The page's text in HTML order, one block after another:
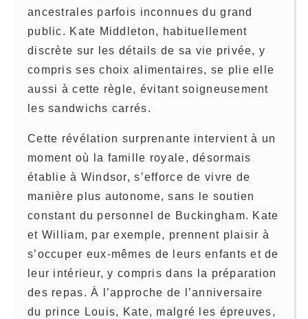
ancestrales parfois inconnues du grand
public. Kate Middleton, habituellement
discrète sur les détails de sa vie privée, y
compris ses choix alimentaires, se plie elle
aussi à cette règle, évitant soigneusement
les sandwichs carrés.
Cette révélation surprenante intervient à un
moment où la famille royale, désormais
établie à Windsor, s’efforce de vivre de
manière plus autonome, sans le soutien
constant du personnel de Buckingham. Kate
et William, par exemple, prennent plaisir à
s’occuper eux-mêmes de leurs enfants et de
leur intérieur, y compris dans la préparation
des repas. À l’approche de l’anniversaire
du prince Louis, Kate, malgré les épreuves,